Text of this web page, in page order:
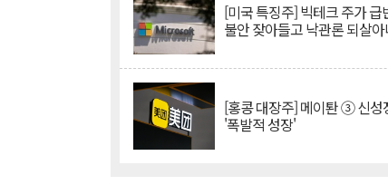
[미국 특징주] 빅테크 주가 급
불안 잦아들고 낙관론 되살
[홍콩 대장주] 메이퇀 ③ 신성
'폭발적 성장'